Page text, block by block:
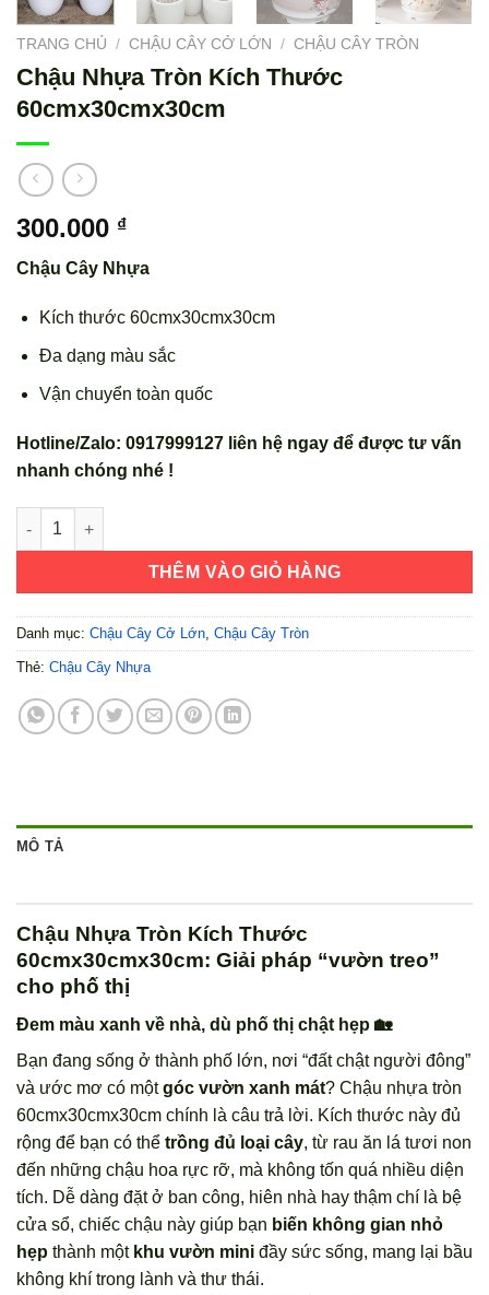
TRANG CHỦ / CHẬU CÂY CỞ LỚN / CHẬU CÂY TRÒN
Chậu Nhựa Tròn Kích Thước
60cmx30cmx30cm
300.000 ₫
Chậu Cây Nhựa
Kích thước 60cmx30cmx30cm
Đa dạng màu sắc
Vận chuyển toàn quốc
Hotline/Zalo: 0917999127 liên hệ ngay để được tư vấn
nhanh chóng nhé !
Chậu Nhựa Tròn Kích Thước 60cmx30cmx30cm số lượng
THÊM VÀO GIỎ HÀNG
Danh mục: Chậu Cây Cở Lớn, Chậu Cây Tròn
Thẻ: Chậu Cây Nhựa
MÔ TẢ
Chậu Nhựa Tròn Kích Thước
60cmx30cmx30cm: Giải pháp “vườn treo”
cho phố thị
Đem màu xanh về nhà, dù phố thị chật hẹp 🏡
Bạn đang sống ở thành phố lớn, nơi “đất chật người đông”
và ước mơ có mộtgóc vườn xanh mát? Chậu nhựa tròn
60cmx30cmx30cm chính là câu trả lời. Kích thước này đủ
rộng để bạn có thể trồng đủ loại cây, từ rau ăn lá tươi non
đến những chậu hoa rực rỡ, mà không tốn quá nhiều diện
tích. Dễ dàng đặt ở ban công, hiên nhà hay thậm chí là bệ
cửa sổ, chiếc chậu này giúp bạn biến không gian nhỏ
hẹp thành một khu vườn mini đầy sức sống, mang lại bầu
không khí trong lành và thư thái.